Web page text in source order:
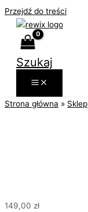
Przejdź do treści
Szukaj
Strona główna » Sklep
149,00 zł